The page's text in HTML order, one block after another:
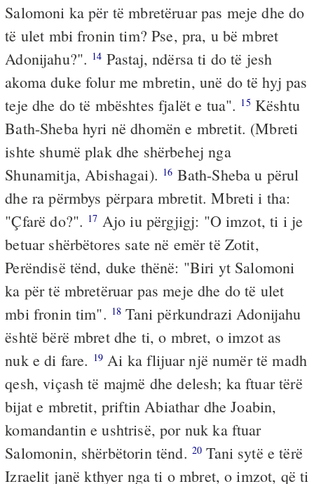
Salomoni ka për të mbretëruar pas meje dhe do
të ulet mbi fronin tim? Pse, pra, u bë mbret
Adonijahu?". 14 Pastaj, ndërsa ti do të jesh
akoma duke folur me mbretin, unë do të hyj pas
teje dhe do të mbështes fjalët e tua". 15 Kështu
Bath-Sheba hyri në dhomën e mbretit. (Mbreti
ishte shumë plak dhe shërbehej nga
Shunamitja, Abishagai). 16 Bath-Sheba u përul
dhe ra përmbys përpara mbretit. Mbreti i tha:
"Çfarë do?". 17 Ajo iu përgjigj: "O imzot, ti i je
betuar shërbëtores sate në emër të Zotit,
Perëndisë tënd, duke thënë: "Biri yt Salomoni
ka për të mbretëruar pas meje dhe do të ulet
mbi fronin tim". 18 Tani përkundrazi Adonijahu
është bërë mbret dhe ti, o mbret, o imzot as
nuk e di fare. 19Ai ka flijuar një numër të madh
qesh, viçash të majmë dhe delesh; ka ftuar tërë
bijat e mbretit, priftin Abiathar dhe Joabin,
komandantin e ushtrisë, por nuk ka ftuar
Salomonin, shërbëtorin tënd. 20 Tani sytë e tërë
Izraelit janë kthyer nga ti o mbret, o imzot, që ti